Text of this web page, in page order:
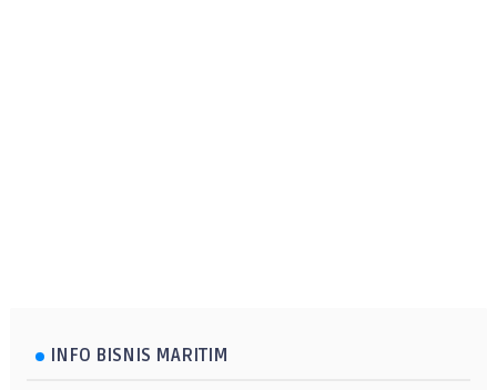
INFO BISNIS MARITIM